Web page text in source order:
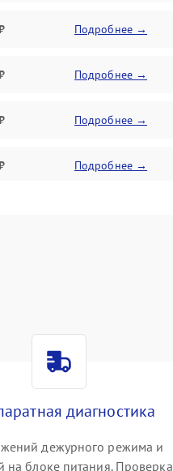
Подробнее →
Подробнее →
Подробнее →
Подробнее →
диагностика
дежурного режима и
на блоке питания. Проверка